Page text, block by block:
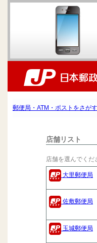
郵便局・ATM・ポストをさがす
店舗リスト
店舗を選んでくだ
大里郵便局
佐敷郵便局
玉城郵便局